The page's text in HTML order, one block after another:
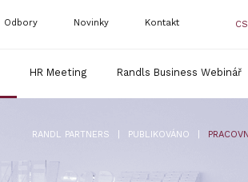
CS
Odbory Novinky Kontakt
HR Meeting Randls Business Webinář
RANDL PARTNERS PUBLIKOVÁNO